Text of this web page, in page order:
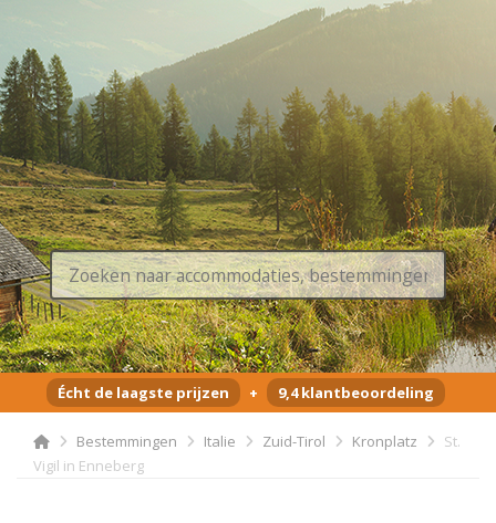
Écht de laagste prijzen + 9,4 klantbeoordeling
Bestemmingen Italie Zuid-Tirol Kronplatz
St.
Vigil in Enneberg